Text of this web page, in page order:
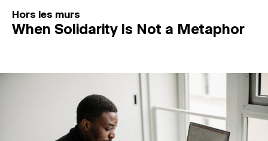
Hors les murs
When Solidarity Is Not a Metaphor